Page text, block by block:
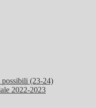
possibili (23-24)
2022-2023